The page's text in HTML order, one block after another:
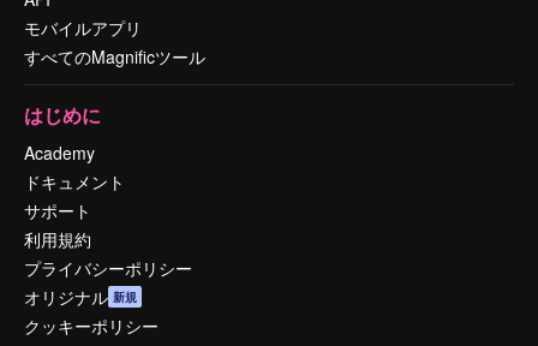
モバイルアプリ
すべてのMagnificツール
はじめに
Academy
ドキュメント
サポート
利用規約
プライバシーポリシー
オリジナル 新規
クッキーポリシー